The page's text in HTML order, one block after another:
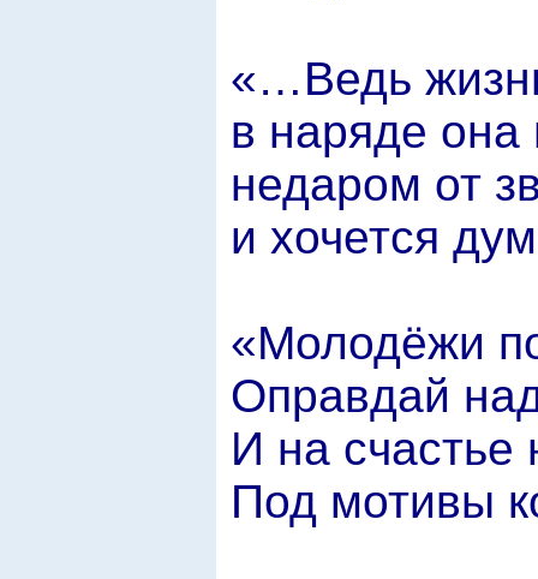
«…Ведь
в наряде
недаром от
и хочется
«Молодёжи
Оправдай
И на счастье
Под мотивы